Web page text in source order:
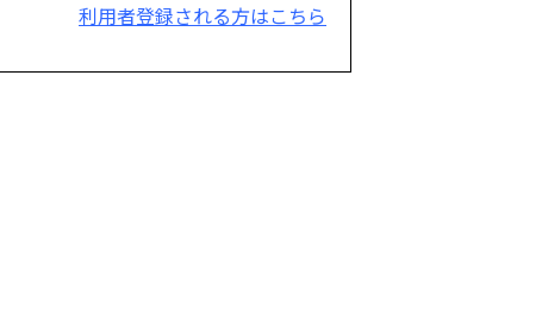
利用者登録される方はこちら